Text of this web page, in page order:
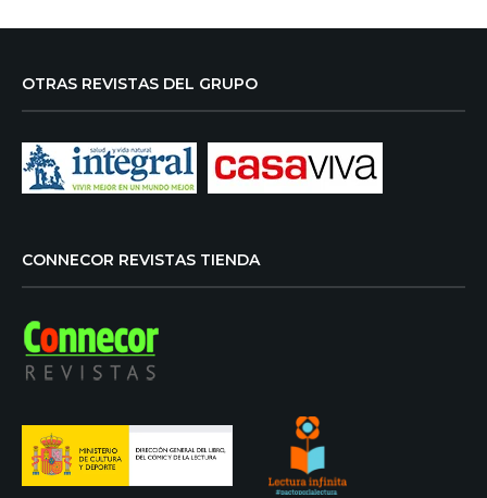
OTRAS REVISTAS DEL GRUPO
CONNECOR REVISTAS TIENDA